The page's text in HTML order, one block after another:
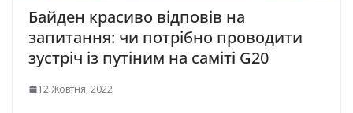
Байден красиво відповів на
запитання: чи потрібно проводити
зустріч із путіним на саміті G20
12 Жовтня, 2022